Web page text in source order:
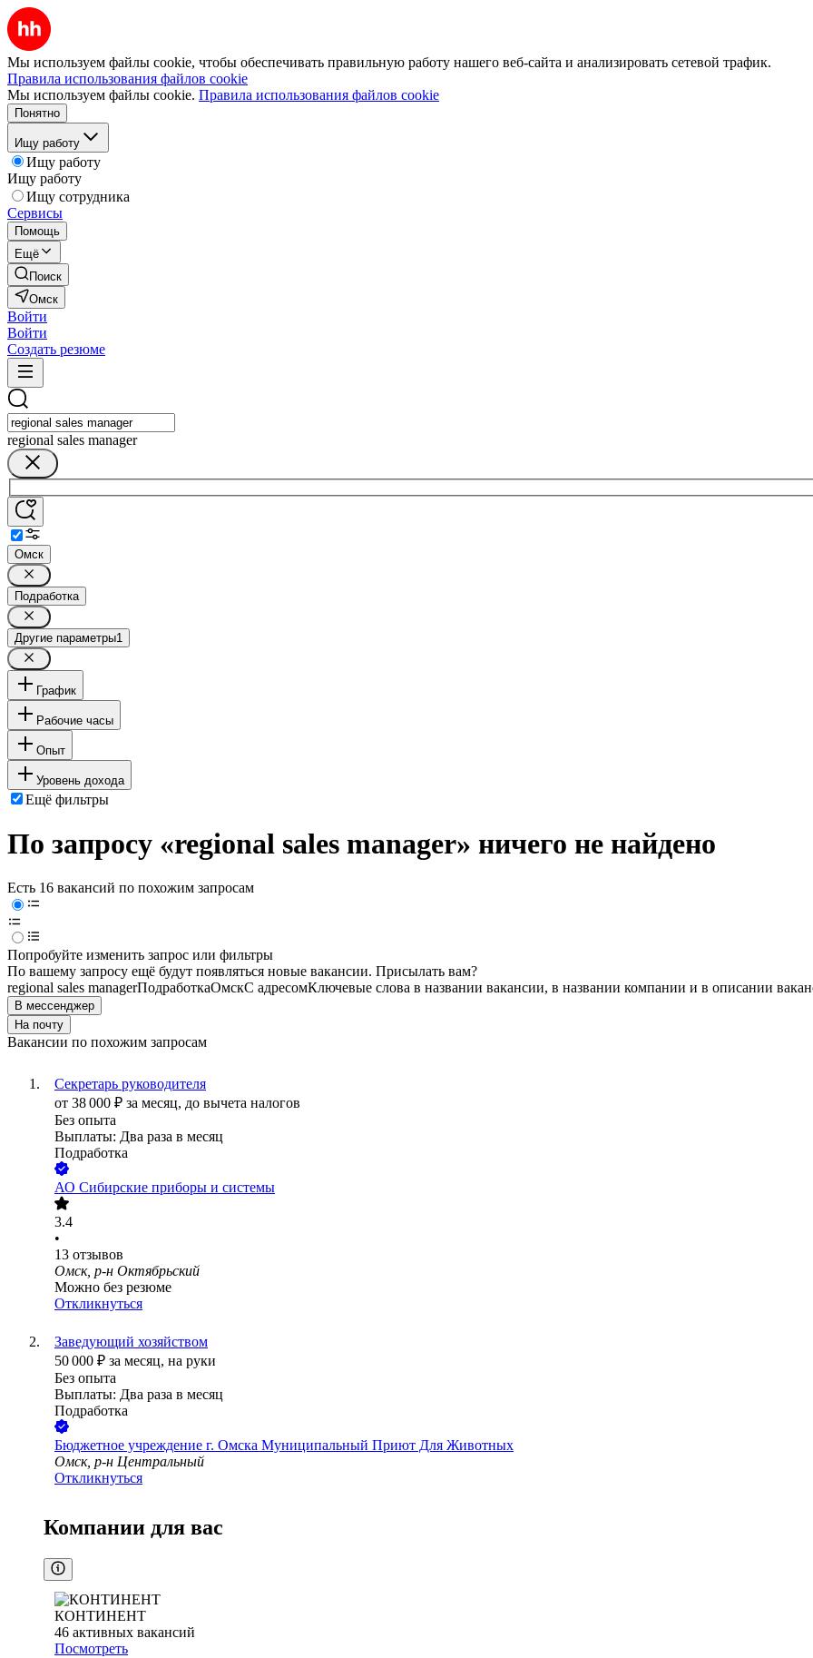
Мы используем файлы cookie, чтобы обеспечивать правильную работу нашего веб-сайта и анализировать сетевой трафик.
Правила использования файлов cookie
Мы используем файлы cookie. Правила использования файлов cookie
Понятно
Ищу работу
Ищу работу
Ищу работу
Ищу сотрудника
Сервисы
Помощь
Ещё
Поиск
Омск
Войти
Войти
Создать резюме
regional sales manager
Омск
Подработка
Другие параметры1
График
Рабочие часы
Опыт
Уровень дохода
Ещё фильтры
По запросу «regional sales manager» ничего не найдено
Есть 16 вакансий по похожим запросам
Попробуйте изменить запрос или фильтры
По вашему запросу ещё будут появляться новые вакансии. Присылать вам?
regional sales managerПодработкаОмскС адресомКлючевые слова в названии вакансии, в названии компании и в описании
В мессенджер
На почту
Вакансии по похожим запросам
Секретарь руководителя
от 38 000 ₽ за месяц, до вычета налогов
Без опыта
Выплаты: Два раза в месяц
Подработка
АО Сибирские приборы и системы
3.4
•
13 отзывов
Омск, р-н Октябрьский
Можно без резюме
Откликнуться
Заведующий хозяйством
50 000 ₽ за месяц, на руки
Без опыта
Выплаты: Два раза в месяц
Подработка
Бюджетное учреждение г. Омска Муниципальный Приют Для Животных
Омск, р-н Центральный
Откликнуться
Компании для вас
КОНТИНЕНТ
46 активных вакансий
Посмотреть